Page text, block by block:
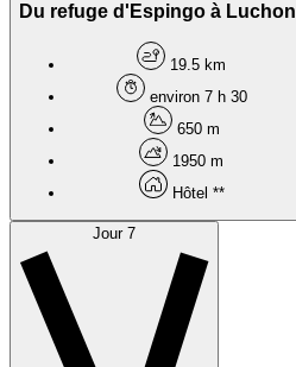
Du refuge d'Espingo à Luchon
19.5 km
environ 7 h 30
650 m
1950 m
Hôtel **
Jour 7